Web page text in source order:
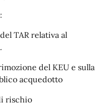
TAR relativa al
del KEU e sulla
acquedotto
rischio